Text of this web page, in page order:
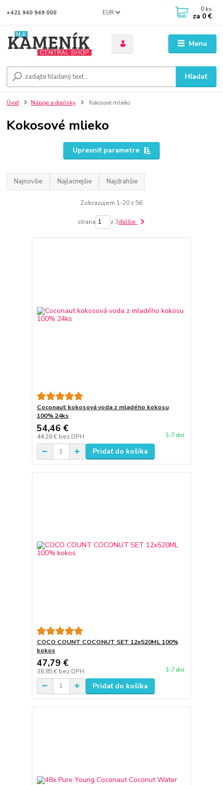
Menu
EUR
Hľadať
+421 940 949 000 0 ks
za 0 €
Úvod Nápoje a doplnky Kokosové mlieko
Kokosové mlieko
Upresniť parametre
Najnovšie Najlacnejšie Najdrahšie
Zobrazujem 1-20 z 56
strana z 3ďalšie
Coconaut kokosová voda z mladého kokosu
100% 24ks
54,46 €
44,28 € bez DPH 3-7 dní
Pridať do košíka
COCO COUNT COCONUT SET 12x520ML 100%
kokos
47,79 €
38,85 € bez DPH 3-7 dní
Pridať do košíka